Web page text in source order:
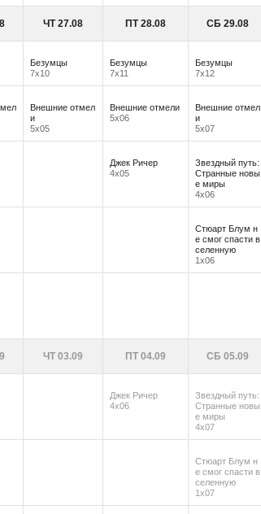
ЧТ 27.08 ПТ 28.08 СБ 29.08
Безумцы
7х10
Безумцы
7х11
Безумцы
7х12
Внешние отмел
и
5х05
Внешние отмели
5х06
Внешние отмел
и
5х07
Джек Ричер
4х05
Звездный путь:
Странные новы
е миры
4х06
Стюарт Блум н
е смог спасти в
селенную
1х06
ЧТ 03.09 ПТ 04.09 СБ 05.09
Джек Ричер
4х06
Звездный путь:
Странные новы
е миры
4х07
Стюарт Блум н
е смог спасти в
селенную
1х07